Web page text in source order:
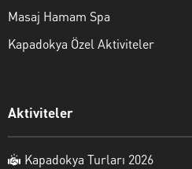
Masaj Hamam Spa
Kapadokya Özel Aktiviteler
Aktiviteler
Kapadokya Turları 2026